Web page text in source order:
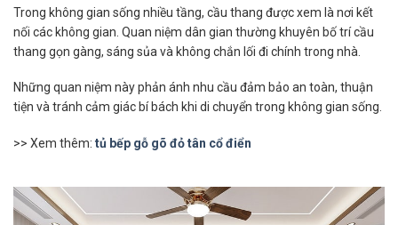
Trong không gian sống nhiều tầng, cầu thang được xem là nơi kết
nối các không gian. Quan niệm dân gian thường khuyên bố trí cầu
thang gọn gàng, sáng sủa và không chắn lối đi chính trong nhà.
Những quan niệm này phản ánh nhu cầu đảm bảo an toàn, thuận
tiện và tránh cảm giác bí bách khi di chuyển trong không gian sống.
>> Xem thêm: tủ bếp gỗ gõ đỏ tân cổ điển